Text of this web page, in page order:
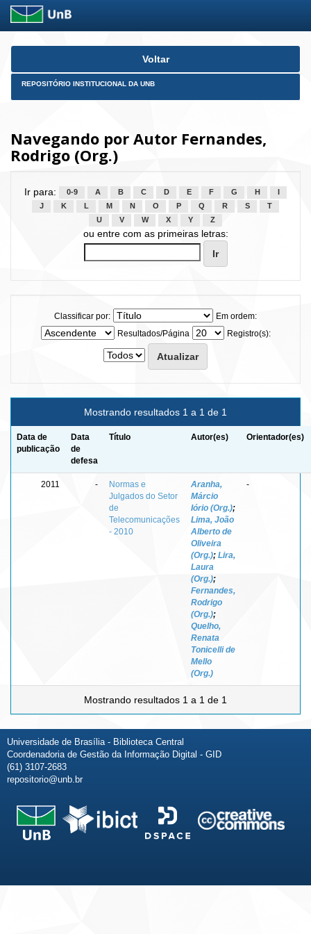
Skip
Voltar
REPOSITÓRIO INSTITUCIONAL DA UNB
Navegando por Autor Fernandes,
Rodrigo (Org.)
Ir para: 0-9 A B C D E F G H
J
K L M N O P Q R S
T
U
V W X Y Z
ou entre com as primeiras letras:
Classificar por:
Em ordem:
Resultados/Página
Registro(s):
Mostrando resultados 1 a 1 de 1
Data de
publicação
Data
de
defesa
Título Autor(es) Orientador(es)
2011 -
Normas e
Julgados do Setor
de
Telecomunicações
- 2010
Aranha,
Márcio
Iório (Org.);
Lima, João
Alberto de
Oliveira
(Org.); Lira,
Laura
(Org.);
Fernandes,
Rodrigo
(Org.);
Quelho,
Renata
Tonicelli de
Mello
(Org.)
-
Mostrando resultados 1 a 1 de 1
Universidade de Brasília - Biblioteca Central
Coordenadoria de Gestão da Informação Digital - GID
(61) 3107-2683
repositorio@unb.br